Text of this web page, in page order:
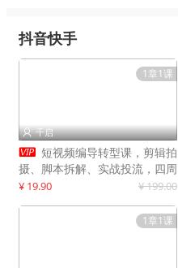
抖音快手
1章1课
 千启
 短视频编导转型课，剪辑拍
摄、脚本拆解、实战投流，四周
系统教学，快速入行月入2w+
¥ 19.90 ¥ 199.00
1章1课